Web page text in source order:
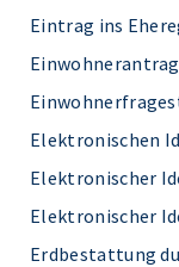
Eintrag ins
Elektronischen
Elektronischer
Elektronischer
Erdbestattung